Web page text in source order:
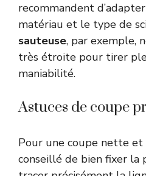
recommandent
matériau et le type de
sauteuse, par exemple,
très étroite pour tirer
maniabilité.
Astuces de coupe
Pour une coupe nette et
conseillé de bien fixer la